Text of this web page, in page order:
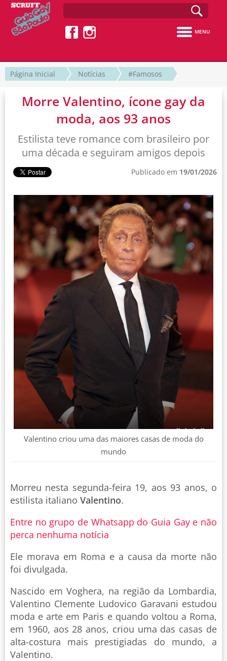
MENU
Página Inicial Notícias #Famosos
Morre Valentino, ícone gay da
moda, aos 93 anos
Estilista teve romance com brasileiro por
uma década e seguiram amigos depois
Publicado em 19/01/2026
Valentino criou uma das maiores casas de moda do
mundo
Morreu nesta segunda-feira 19, aos 93 anos, o
estilista italiano Valentino.
Entre no grupo de Whatsapp do Guia Gay e não
perca nenhuma notícia
Ele morava em Roma e a causa da morte não
foi divulgada.
Nascido em Voghera, na região da Lombardia,
Valentino Clemente Ludovico Garavani estudou
moda e arte em Paris e quando voltou a Roma,
em 1960, aos 28 anos, criou uma das casas de
alta-costura mais prestigiadas do mundo, a
Valentino.